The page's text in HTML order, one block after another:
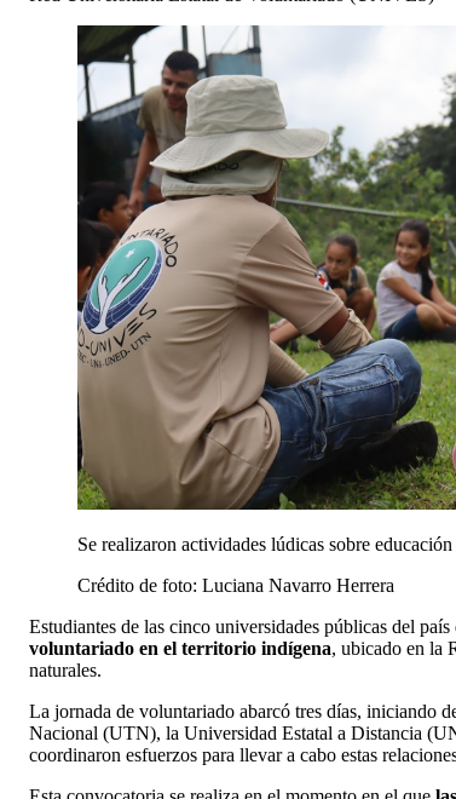
Se realizaron actividades lúdicas sobre
Crédito de foto: Luciana Navarro Herrera
Estudiantes de las cinco universidades públicas del
voluntariado en el territorio indígena, ubicado en la
naturales.
La jornada de voluntariado abarcó tres días, iniciando
Nacional (UTN), la Universidad Estatal a Distancia
coordinaron esfuerzos para llevar a cabo estas